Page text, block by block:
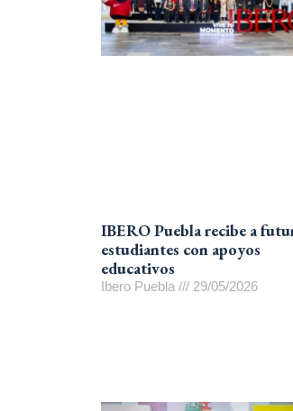
IBERO Puebla recibe a
estudiantes con apoyos
educativos
Ibero Puebla 29/05/2026